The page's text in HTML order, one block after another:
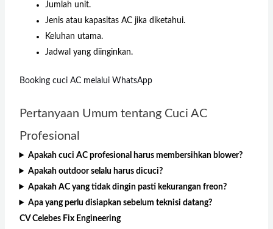
Jumlah unit.
Jenis atau kapasitas AC jika diketahui.
Keluhan utama.
Jadwal yang diinginkan.
Booking cuci AC melalui WhatsApp
Pertanyaan Umum tentang Cuci AC
Profesional
Apakah cuci AC profesional harus membersihkan blower?
Apakah outdoor selalu harus dicuci?
Apakah AC yang tidak dingin pasti kekurangan freon?
Apa yang perlu disiapkan sebelum teknisi datang?
CV Celebes Fix Engineering